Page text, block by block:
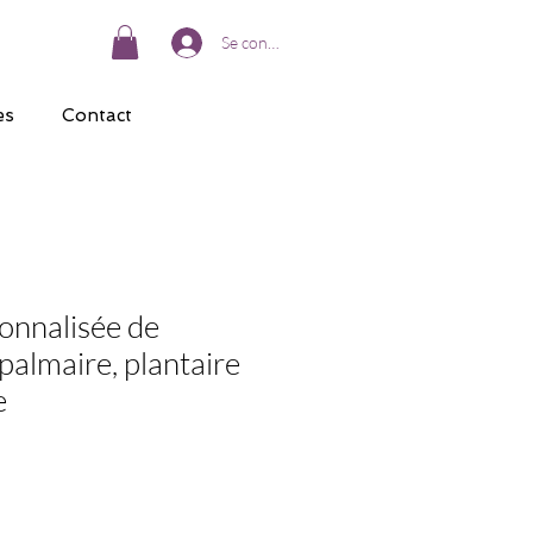
Contact
Se connecter
de
plantaire